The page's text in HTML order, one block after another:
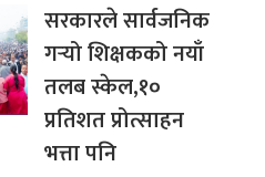
सरकारले सार्वजनिक
गर्‍यो शिक्षकको नयाँ
तलब स्केल,१०
प्रतिशत प्रोत्साहन
भत्ता पनि